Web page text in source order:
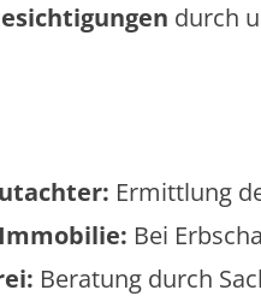
durch
Ermittlung
Bei
Beratung durch